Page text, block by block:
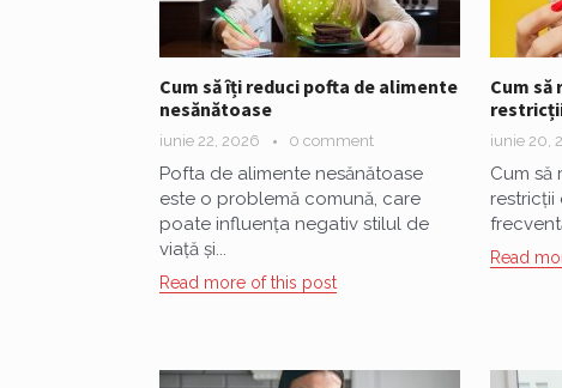
Cum să îți reduci pofta de alimente
nesănătoase
iunie 22, 2026 0 comment
Pofta de alimente nesănătoase
este o problemă comună, care
poate influența negativ stilul de
viață și...
Read more of this post
Cum să
iunie 20,
Cum
restricții
Read